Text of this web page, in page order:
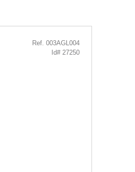
Ref. 003AGL004
Id# 27250